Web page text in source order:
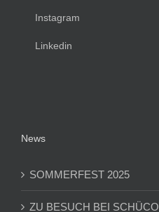
Instagram
Linkedin
News
SOMMERFEST 2025
ZU BESUCH BEI SCHÜCO